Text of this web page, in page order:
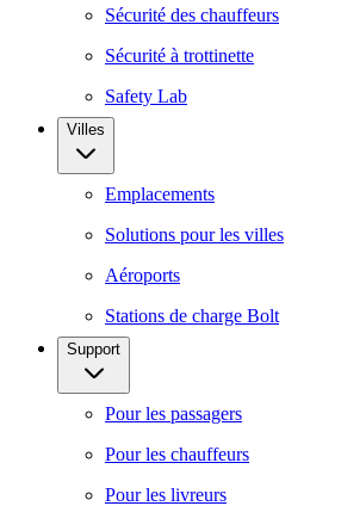
Sécurité des chauffeurs
Sécurité à trottinette
Safety Lab
Villes
Emplacements
Solutions pour les villes
Aéroports
Stations de charge Bolt
Support
Pour les passagers
Pour les chauffeurs
Pour les livreurs